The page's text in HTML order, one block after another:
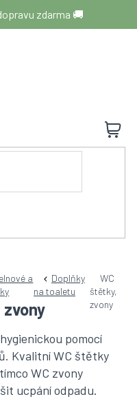
zdarma 🚚
a
Doplňky
na toaletu
WC
štětky,
zvony
pomocí
. Kvalitní WC štětky
WC zvony
ucpání odpadu.